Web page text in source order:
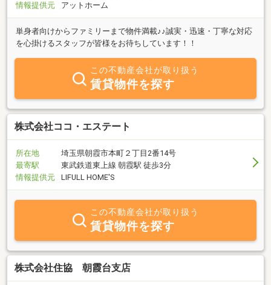
情報提供元
アットホーム
単身者向けからファミリーまで物件満載♪♪誠実・迅速・丁寧な対応
を心掛けるスタッフが皆様をお待ちしています！！
この不動産会社が取り扱う
賃貸物件を探す
株式会社ココ・エステート
所在地
埼玉県朝霞市本町２丁目2番14号
最寄駅
東武鉄道東上線 朝霞駅 徒歩3分
情報提供元
LIFULL HOME'S
この不動産会社が取り扱う
賃貸物件を探す
株式会社住協 朝霞台支店